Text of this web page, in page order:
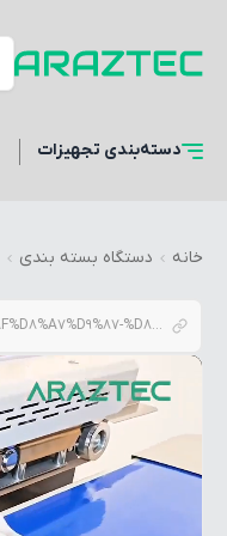
دسته‌بندی تجهیزات
خانه دستگاه بسته بندی
araztec.com/p/%D8%AF%D8%B3%D8%AA%DA%AF%D8%A7%D9%87-%D8%AF%D9%88%D8%AE%D8%AA-%D8%B1%DB%8C%D9%84%DB%8C-%D8%A7%D9%81%D9%82%DB%8C-%D8%A8%D8%A7-%D8%AA%D8%A7%D8%B1%DB%8C%D8%AE-%D8%B2%D9%86-%D8%A2%D8%B1%D8%A7%D8%B2%D8%AA